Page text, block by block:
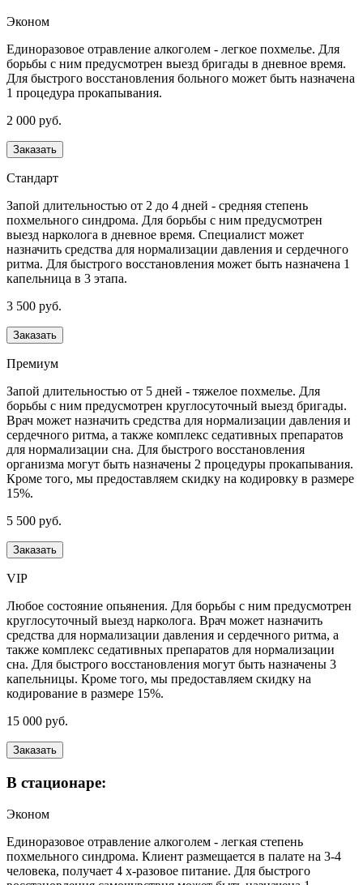
Эконом
Единоразовое отравление алкоголем - легкое похмелье. Для
борьбы с ним предусмотрен выезд бригады в дневное время.
Для быстрого восстановления больного может быть назначена
1 процедура прокапывания.
2 000 руб.
Заказать
Стандарт
Запой длительностью от 2 до 4 дней - средняя степень
похмельного синдрома. Для борьбы с ним предусмотрен
выезд нарколога в дневное время. Специалист может
назначить средства для нормализации давления и сердечного
ритма. Для быстрого восстановления может быть назначена 1
капельница в 3 этапа.
3 500 руб.
Заказать
Премиум
Запой длительностью от 5 дней - тяжелое похмелье. Для
борьбы с ним предусмотрен круглосуточный выезд бригады.
Врач может назначить средства для нормализации давления и
сердечного ритма, а также комплекс седативных препаратов
для нормализации сна. Для быстрого восстановления
организма могут быть назначены 2 процедуры прокапывания.
Кроме того, мы предоставляем скидку на кодировку в размере
15%.
5 500 руб.
Заказать
VIP
Любое состояние опьянения. Для борьбы с ним предусмотрен
круглосуточный выезд нарколога. Врач может назначить
средства для нормализации давления и сердечного ритма, а
также комплекс седативных препаратов для нормализации
сна. Для быстрого восстановления могут быть назначены 3
капельницы. Кроме того, мы предоставляем скидку на
кодирование в размере 15%.
15 000 руб.
Заказать
В стационаре:
Эконом
Единоразовое отравление алкоголем - легкая степень
похмельного синдрома. Клиент размещается в палате на 3-4
человека, получает 4 х-разовое питание. Для быстрого